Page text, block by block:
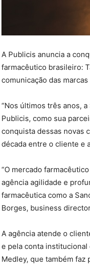
A Publicis anuncia a
farmacêutico brasileiro:
comunicação das
“Nos últimos três anos,
Publicis, como sua
conquista dessas novas
década entre o cliente e
“O mercado
agência agilidade e
farmacêutica como a
Borges, business
A agência atende o
e pela conta institucional
Medley, que também faz